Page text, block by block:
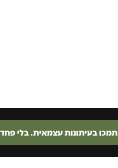
תמכו בעיתונות עצמאית. בלי פחד